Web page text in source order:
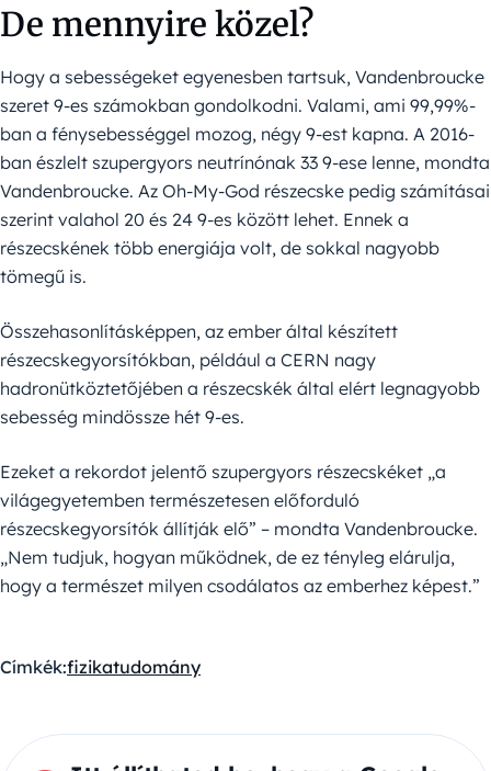
De mennyire közel?
Hogy a sebességeket egyenesben tartsuk, Vandenbroucke
szeret 9-es számokban gondolkodni. Valami, ami 99,99%-
ban a fénysebességgel mozog, négy 9-est kapna. A 2016-
ban észlelt szupergyors neutrínónak 33 9-ese lenne, mondta
Vandenbroucke. Az Oh-My-God részecske pedig számításai
szerint valahol 20 és 24 9-es között lehet. Ennek a
részecskének több energiája volt, de sokkal nagyobb
tömegű is.
Összehasonlításképpen, az ember által készített
részecskegyorsítókban, például a CERN nagy
hadronütköztetőjében a részecskék által elért legnagyobb
sebesség mindössze hét 9-es.
Ezeket a rekordot jelentő szupergyors részecskéket „a
világegyetemben természetesen előforduló
részecskegyorsítók állítják elő” – mondta Vandenbroucke.
„Nem tudjuk, hogyan működnek, de ez tényleg elárulja,
hogy a természet milyen csodálatos az emberhez képest.”
Címkék:fizikatudomány